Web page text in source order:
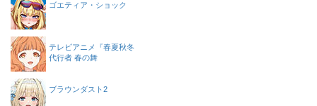
ゴエティア・ショック
テレビアニメ『春夏秋冬
代行者 春の舞
ブラウンダスト2